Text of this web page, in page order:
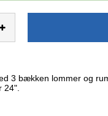
3 bækken lommer og
24".